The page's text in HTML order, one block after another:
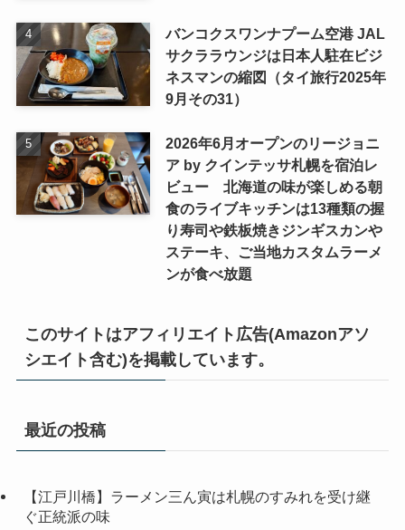
バンコクスワンナプーム空港 JAL
サクララウンジは日本人駐在ビジ
ネスマンの縮図（タイ旅行2025年
9月その31）
2026年6月オープンのリージョニ
ア by クインテッサ札幌を宿泊レ
ビュー 北海道の味が楽しめる朝
食のライブキッチンは13種類の握
り寿司や鉄板焼きジンギスカンや
ステーキ、ご当地カスタムラーメ
ンが食べ放題
このサイトはアフィリエイト広告(Amazonアソ
シエイト含む)を掲載しています。
最近の投稿
【江戸川橋】ラーメン三ん寅は札幌のすみれを受け継
ぐ正統派の味